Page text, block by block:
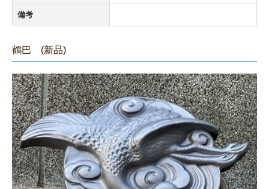
備考
鶴巴 (新品)